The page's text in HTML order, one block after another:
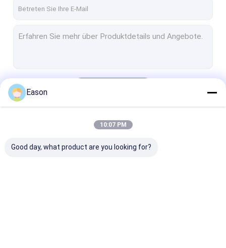
Tintenstrahldrucker der hohen Auflösung
Laser-Schweißgerät
Eason
10:07 PM
Good day, what product are you looking for?